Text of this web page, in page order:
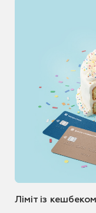
Ліміт із